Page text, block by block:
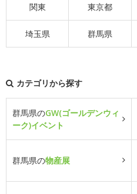
関東 東京都
埼玉県 群馬県
カテゴリから探す
群馬県のGW(ゴールデンウィ
ーク)イベント
群馬県の物産展